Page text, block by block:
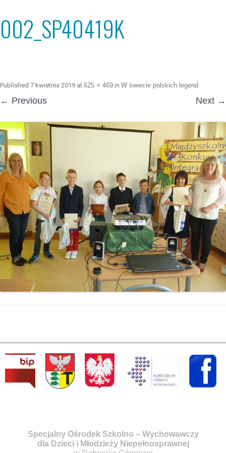
002_SP40419K
Published 7 kwietnia 2019 at 625 × 469 in W świecie polskich legend.
← Previous Next →
Specjalny Ośrodek Szkolno – Wychowawczy
dla Dzieci i Młodzieży Niepełnosprawnej